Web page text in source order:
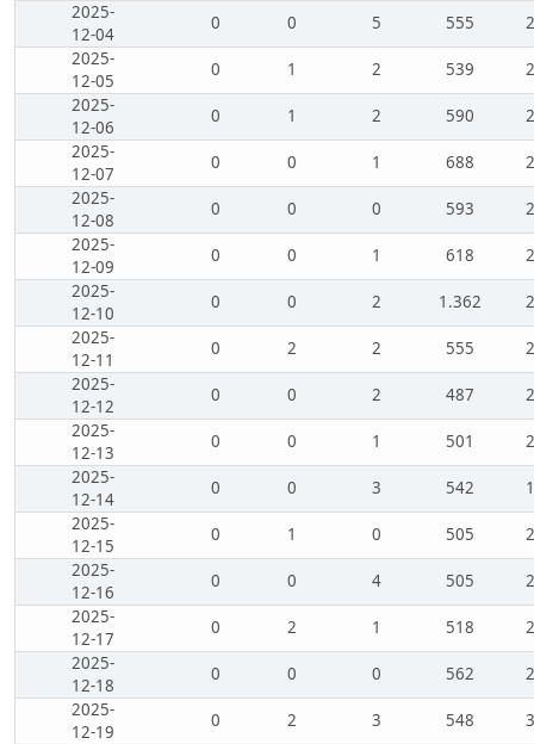
2025-
12-04
0 0 5 555
2025-
12-05
0 1 2 539
2025-
12-06
0 1 2 590
2025-
12-07
0 0 1 688
2025-
12-08
0 0 0 593
2025-
12-09
0 0 1 618
2025-
12-10
0 0 2 1.362
2025-
12-11
0 2 2 555
2025-
12-12
0 0 2 487
2025-
12-13
0 0 1 501
2025-
12-14
0 0 3 542
2025-
12-15
0 1 0 505
2025-
12-16
0 0 4 505
2025-
12-17
0 2 1 518
2025-
12-18
0 0 0 562
2025-
12-19
0 2 3 548